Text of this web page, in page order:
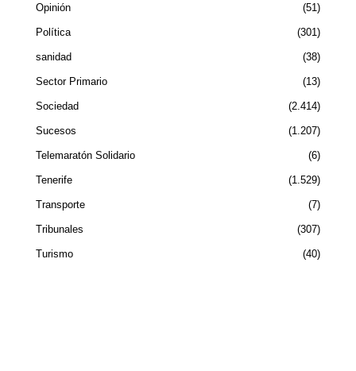
Opinión 51
Política 301
sanidad 38
Sector Primario 13
Sociedad 2.414
Sucesos 1.207
Telemaratón Solidario 6
Tenerife 1.529
Transporte 7
Tribunales 307
Turismo 40